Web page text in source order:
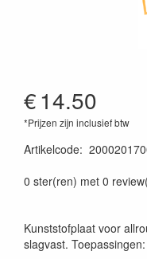
€14.50
*Prijzen zijn inclusief btw
Artikelcode:
0 ster(ren) met 0
Kunststofplaat voor
slagvast.